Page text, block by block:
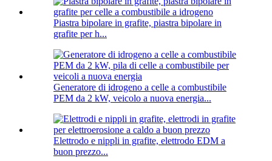
Piastra bipolare in grafite, piastra bipolare in
grafite per h...
Generatore di idrogeno a celle a combustibile
PEM da 2 kW, veicolo a nuova energia...
Elettrodo e nippli in grafite, elettrodo EDM a
buon prezzo...